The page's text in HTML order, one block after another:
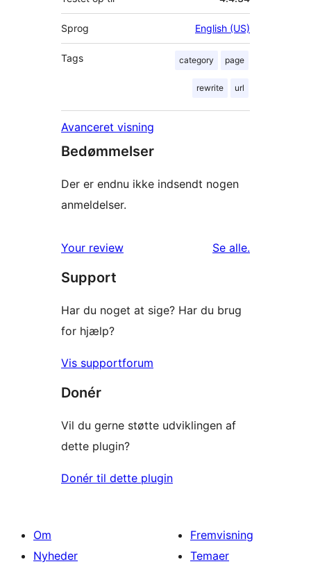
Sprog English (US)
Tags category page
rewrite url
Avanceret visning
Bedømmelser
Der er endnu ikke indsendt nogen
anmeldelser.
Your review Se alleanmeldelser
.
Support
Har du noget at sige? Har du brug
for hjælp?
Vis supportforum
Donér
Vil du gerne støtte udviklingen af
dette plugin?
Donér til dette plugin
Om
Nyheder
Fremvisning
Temaer